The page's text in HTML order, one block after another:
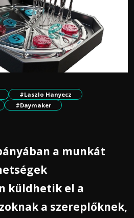
#Laszlo Hanyecz
#Daymaker
a munkát
küldhetik el a
a szereplőknek,